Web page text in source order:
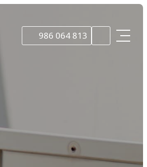
986 064 813